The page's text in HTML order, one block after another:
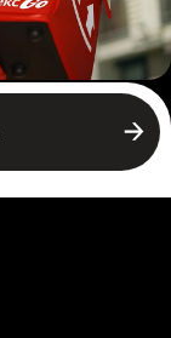
Россия